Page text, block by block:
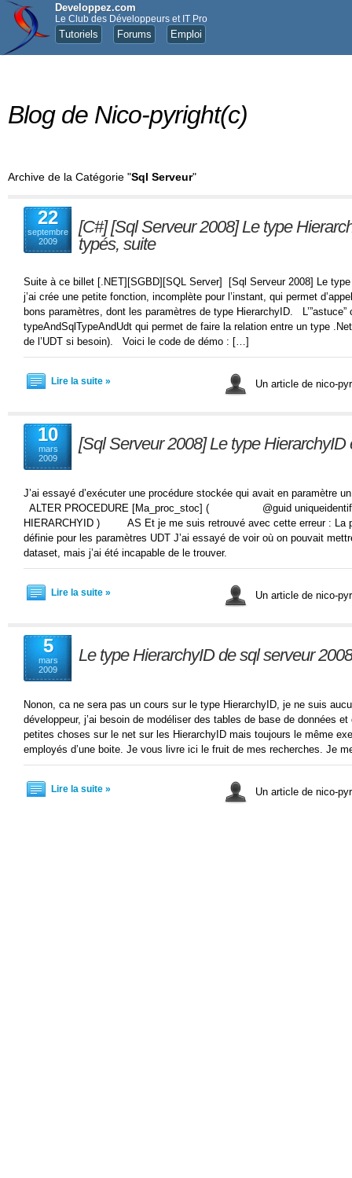
Developpez.com
Le Club des Développeurs et IT Pro
Tutoriels Forums Emploi
Blog de Nico-pyright(c)
Archive de la Catégorie "Sql Serveur"
22
septembre
2009
[C#] [Sql Serveur 2008] Le type
typés, suite
Suite à ce billet [.NET][SGBD][SQL Server] [Sql Serveur 2008] Le
j’ai crée une petite fonction, incomplète pour l’instant, qui permet
bons paramètres, dont les paramètres de type HierarchyID.
typeAndSqlTypeAndUdt qui permet de faire la relation entre un type
de l’UDT si besoin). Voici le code de démo : […]
Lire la suite » Un article de nico-
10
mars
2009
[Sql Serveur 2008] Le type HierarchyID
J’ai essayé d’exécuter une procédure stockée qui avait en paramètre
ALTER PROCEDURE [Ma_proc_stoc] ( @guid
HIERARCHYID ) AS Et je me suis retrouvé avec cette erreur : La
définie pour les paramètres UDT J’ai essayé de voir où on pouvait
dataset, mais j’ai été incapable de le trouver.
Lire la suite » Un article de nico-
5
mars
2009
Le type HierarchyID de sql serveur 2008
Nonon, ca ne sera pas un cours sur le type HierarchyID, je ne suis
développeur, j’ai besoin de modéliser des tables de base de données et
petites choses sur le net sur les HierarchyID mais toujours le même
employés d’une boite. Je vous livre ici le fruit de mes recherches. Je
Lire la suite » Un article de nico-